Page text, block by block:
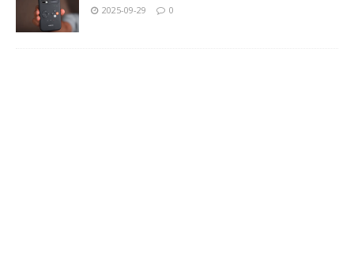
2025-09-29 0